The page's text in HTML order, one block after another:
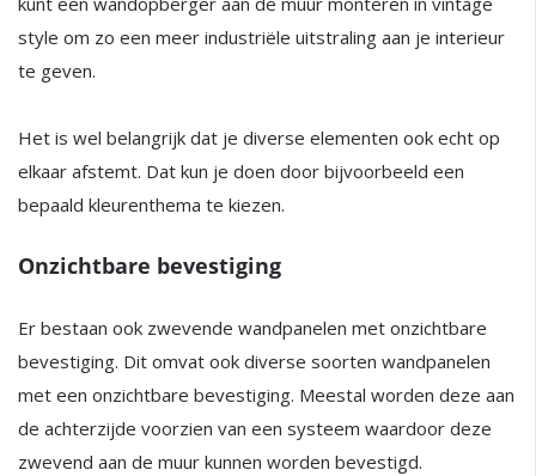
style om zo een meer industriële uitstraling aan je interieur
te geven.
Het is wel belangrijk dat je diverse elementen ook echt op
elkaar afstemt. Dat kun je doen door bijvoorbeeld een
bepaald kleurenthema te kiezen.
Onzichtbare bevestiging
Er bestaan ook zwevende wandpanelen met onzichtbare
bevestiging. Dit omvat ook diverse soorten wandpanelen
met een onzichtbare bevestiging. Meestal worden deze aan
de achterzijde voorzien van een systeem waardoor deze
zwevend aan de muur kunnen worden bevestigd.